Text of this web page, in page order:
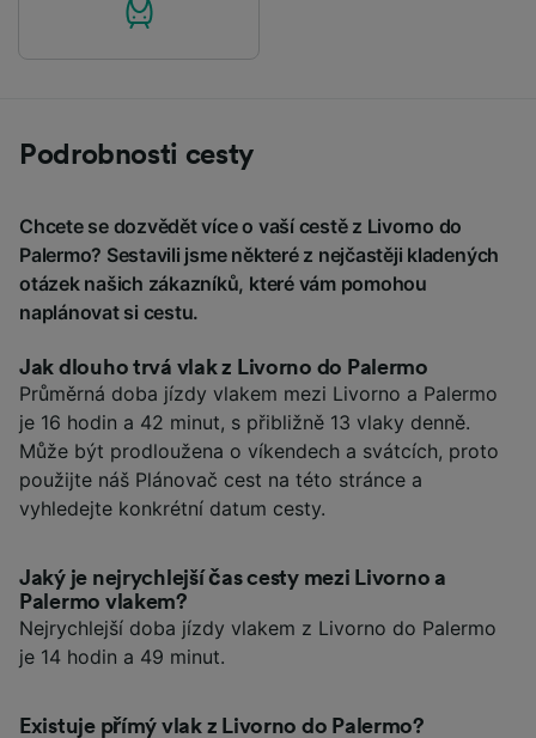
Podrobnosti cesty
Chcete se dozvědět více o vaší cestě z Livorno do
Palermo? Sestavili jsme některé z nejčastěji kladených
otázek našich zákazníků, které vám pomohou
naplánovat si cestu.
Jak dlouho trvá vlak z Livorno do Palermo
Průměrná doba jízdy vlakem mezi Livorno a Palermo
je 16 hodin a 42 minut, s přibližně 13 vlaky denně.
Může být prodloužena o víkendech a svátcích, proto
použijte náš Plánovač cest na této stránce a
vyhledejte konkrétní datum cesty.
Jaký je nejrychlejší čas cesty mezi Livorno a
Palermo vlakem?
Nejrychlejší doba jízdy vlakem z Livorno do Palermo
je 14 hodin a 49 minut.
Existuje přímý vlak z Livorno do Palermo?